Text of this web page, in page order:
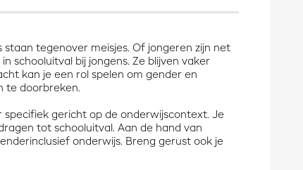
tegenover meisjes. Of jongeren zijn net
schooluitval bij jongens. Ze blijven vaker
kan je een rol spelen om gender en
te doorbreken.
gericht op de onderwijscontext. Je
tot schooluitval. Aan de hand van
onderwijs. Breng gerust ook je